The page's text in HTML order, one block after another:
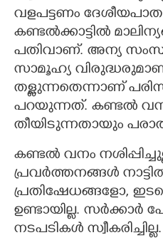
വളപട്ടണം
കണ്ടൽക്കാട്ടിൽ
പതിവാണ്. അന്യ
സാമൂഹ്യ വിരുദ്ധരുമാണ്
തള്ളുന്നതെന്നാണ്
പറയുന്നത്. കണ്ടൽ വന
തീയിടുന്നതായും
കണ്ടൽ വനം
പ്രവർത്തനങ്ങൾ
പ്രതിഷേധങ്ങളോ,
ഉണ്ടായില്ല. സർക്കാർ
നടപടികൾ സ്വീകരിച്ചില്ല.